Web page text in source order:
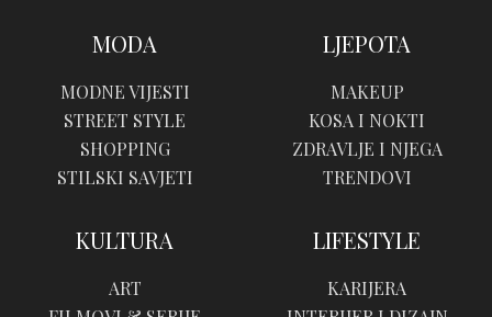
MODA
MODNE VIJESTI
STREET STYLE
SHOPPING
STILSKI SAVJETI
LJEPOTA
MAKEUP
KOSA I NOKTI
ZDRAVLJE I NJEGA
TRENDOVI
KULTURA
ART
LIFESTYLE
KARIJERA